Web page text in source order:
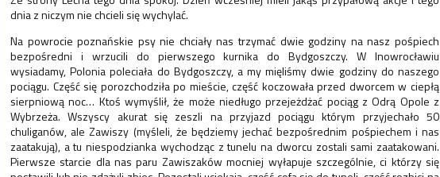
dnia z niczym nie chcieli się wychylać.
Na powrocie poznańskie psy nie chciały nas trzymać dwie godziny na nasz pośpiech
bezpośredni i wrzucili do pierwszego kurnika do Bydgoszczy. W Inowrocławiu
wysiadamy, Polonia poleciała do Bydgoszczy, a my mięliśmy dwie godziny do naszego
pociągu. Część się porozchodziła po mieście, część koczowała przed dworcem w ciepłą
sierpniową noc… Ktoś wymyślił, że może niedługo przejeżdżać pociąg z Odrą Opole z
Wybrzeża. Wszyscy akurat się zeszli na przyjazd pociągu którym przyjechało 50
chuliganów, ale Zawiszy (myśleli, że będziemy jechać bezpośrednim pośpiechem i nas
zaatakują), a tu niespodzianka wychodząc z tunelu na dworcu zostali sami zaatakowani.
Pierwsze starcie dla nas paru Zawiszaków mocniej wyłapuje szczególnie, ci którzy się